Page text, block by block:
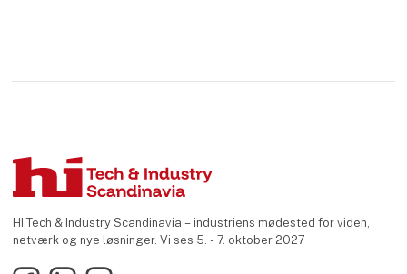
HI Tech & Industry Scandinavia – industriens mødested for viden,
netværk og nye løsninger. Vi ses 5. - 7. oktober 2027